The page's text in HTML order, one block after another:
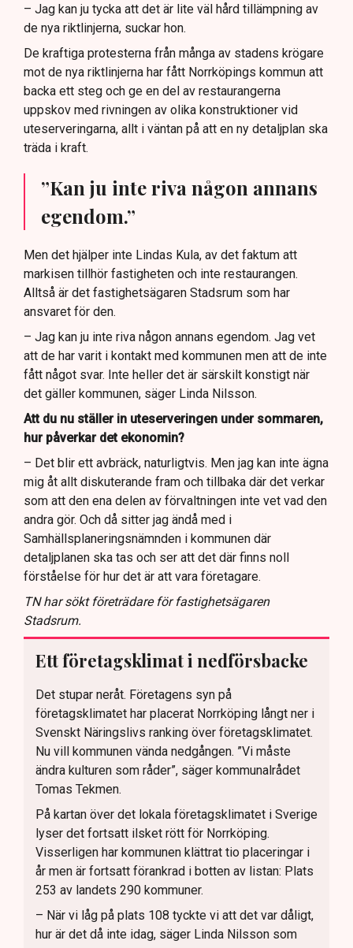
– Jag kan ju tycka att det är lite väl hård tillämpning av
de nya riktlinjerna, suckar hon.
De kraftiga protesterna från många av stadens krögare
mot de nya riktlinjerna har fått Norrköpings kommun att
backa ett steg och ge en del av restaurangerna
uppskov med rivningen av olika konstruktioner vid
uteserveringarna, allt i väntan på att en ny detaljplan ska
träda i kraft.
”Kan ju inte riva någon annans
egendom.”
Men det hjälper inte Lindas Kula, av det faktum att
markisen tillhör fastigheten och inte restaurangen.
Alltså är det fastighetsägaren Stadsrum som har
ansvaret för den.
– Jag kan ju inte riva någon annans egendom. Jag vet
att de har varit i kontakt med kommunen men att de inte
fått något svar. Inte heller det är särskilt konstigt när
det gäller kommunen, säger Linda Nilsson.
Att du nu ställer in uteserveringen under sommaren,
hur påverkar det ekonomin?
– Det blir ett avbräck, naturligtvis. Men jag kan inte ägna
mig åt allt diskuterande fram och tillbaka där det verkar
som att den ena delen av förvaltningen inte vet vad den
andra gör. Och då sitter jag ändå med i
Samhällsplaneringsnämnden i kommunen där
detaljplanen ska tas och ser att det där finns noll
förståelse för hur det är att vara företagare.
TN har sökt företrädare för fastighetsägaren
Stadsrum.
Ett företagsklimat i nedförsbacke
Det stupar neråt. Företagens syn på
företagsklimatet har placerat Norrköping långt ner i
Svenskt Näringslivs ranking över företagsklimatet.
Nu vill kommunen vända nedgången. ”Vi måste
ändra kulturen som råder”, säger kommunalrådet
Tomas Tekmen.
På kartan över det lokala företagsklimatet i Sverige
lyser det fortsatt ilsket rött för Norrköping.
Visserligen har kommunen klättrat tio placeringar i
år men är fortsatt förankrad i botten av listan: Plats
253 av landets 290 kommuner.
– När vi låg på plats 108 tyckte vi att det var dåligt,
hur är det då inte idag, säger Linda Nilsson som